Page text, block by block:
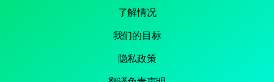
了解情况
我们的目标
隐私政策